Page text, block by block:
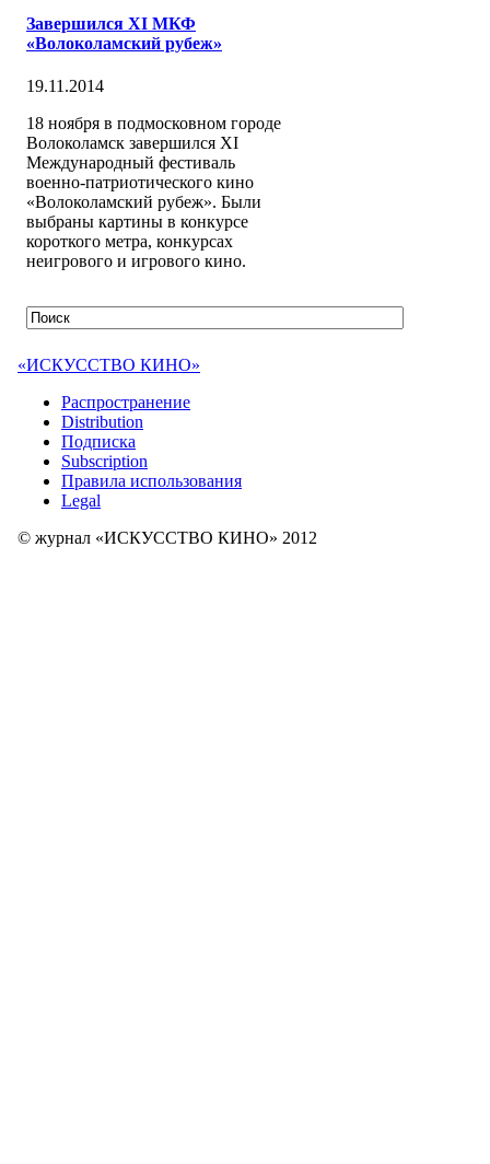
Завершился XI МКФ
«Волоколамский рубеж»
19.11.2014
18 ноября в подмосковном городе
Волоколамск завершился ХI
Международный фестиваль
военно-патриотического кино
«Волоколамский рубеж». Были
выбраны картины в конкурсе
короткого метра, конкурсах
неигрового и игрового кино.
«ИСКУССТВО КИНО»
Распространение
Distribution
Подписка
Subscription
Правила использования
Legal
© журнал «ИСКУССТВО КИНО» 2012